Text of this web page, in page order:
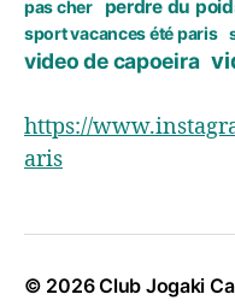
pas cher perdre du
sport vacances été paris
video de capoeira
https://
aris
© 2026Club Jogaki